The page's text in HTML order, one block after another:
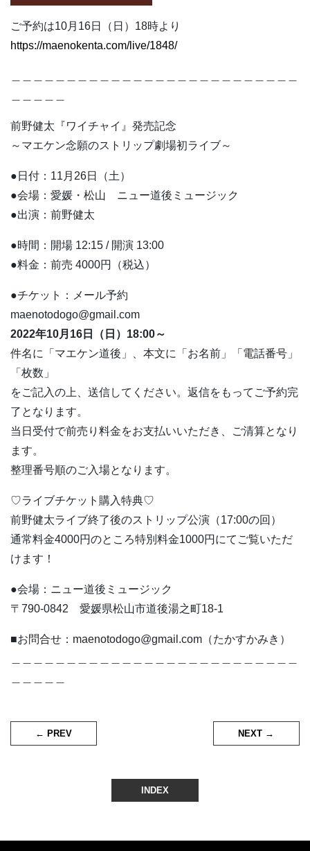
ご予約は10月16日（日）18時より
https://maenokenta.com/live/1848/
前野健太『ワイチャイ』発売記念
～マエケン念願のストリップ劇場初ライブ～
●日付：11月26日（土）
●会場：愛媛・松山 ニュー道後ミュージック
●出演：前野健太
●時間：開場 12:15 / 開演 13:00
●料金：前売 4000円（税込）
●チケット：メール予約
maenotodogo@gmail.com
2022年10月16日（日）18:00～
件名に「マエケン道後」、本文に「お名前」「電話番号」
「枚数」
をご記入の上、送信してください。返信をもってご予約完
了となります。
当日受付で前売り料金をお支払いいただき、ご清算となり
ます。
整理番号順のご入場となります。
♡ライブチケット購入特典♡
前野健太ライブ終了後のストリップ公演（17:00の回）
通常料金4000円のところ特別料金1000円にてご覧いただ
けます！
●会場：ニュー道後ミュージック
〒790-0842 愛媛県松山市道後湯之町18-1
■お問合せ：maenotodogo@gmail.com（たかすかみき）
NEXT →
← PREV
INDEX